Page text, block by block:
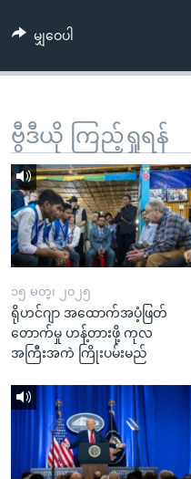
ရန်
ရန်
သို့
ကျော်
ရန်
ဘာသာစကားများ
မျှဝေပါ
ဗွီဒီယို ကြည့်ရှုရန်
၁၅ မတ္၊ ၂၀၂၅
ရိုဟင်ဂျာ အထောက်အပံ့ဖြတ်
တောက်မှု ဟန့်တားဖို့ ကုလ
အကြီးအကဲ ကြိုးပမ်းမည်